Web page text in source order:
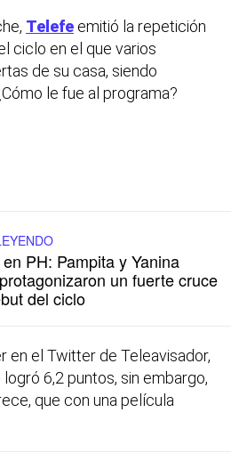
Telefe emitió la repetición
ciclo en el que varios
de su casa, siendo
le fue al programa?
PH: Pampita y Yanina
un fuerte cruce
del ciclo
en el Twitter de Teleavisador,
6,2 puntos, sin embargo,
que con una película